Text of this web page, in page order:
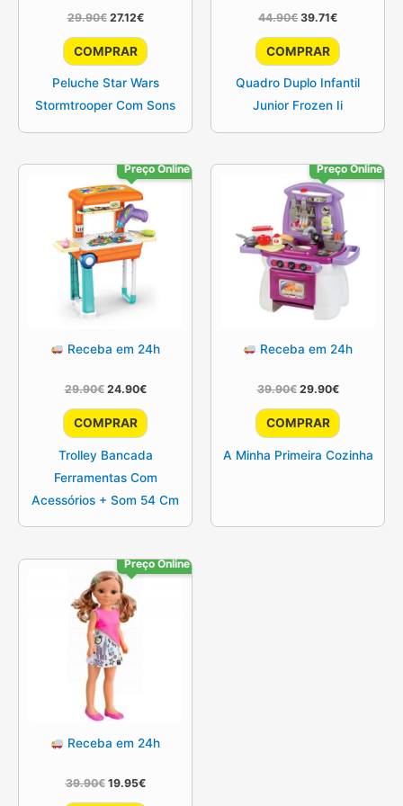
29.90€ O
original
era:
27.12€O
atual
é:
COMPRAR
Peluche Star Wars
Stormtrooper Com Sons
44.90€ O
original
era:
39.71€O
atual
é:
COMPRAR
Quadro Duplo Infantil
Junior Frozen Ii
Preço Online
Receba em 24h
29.90€ O
original
era:
24.90€O
atual
é:
COMPRAR
Trolley Bancada
Ferramentas Com
Acessórios + Som 54 Cm
Preço Online
Receba em 24h
39.90€ O
original
era:
29.90€O
atual
é:
COMPRAR
A Minha Primeira Cozinha
Preço Online
Receba em 24h
39.90€ O
19.95€O